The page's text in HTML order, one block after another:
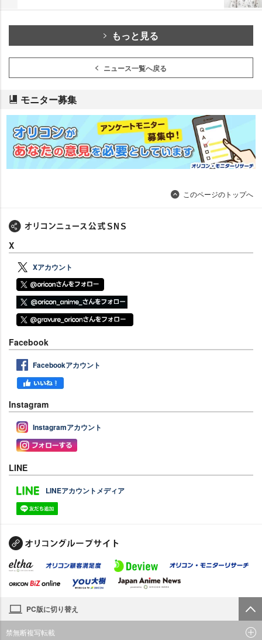
もっと見る
ニュース一覧へ戻る
モニター募集
このページのトップへ
X
Xアカウント
Facebook
Facebookアカウント
Instagram
Instagramアカウント
LINE
LINEアカウントメディア
PC版に切り替え
禁無断複写転載